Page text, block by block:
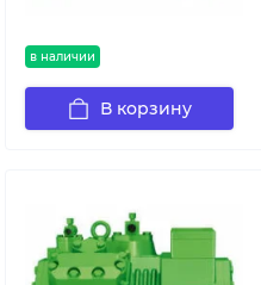
в наличии
В корзину